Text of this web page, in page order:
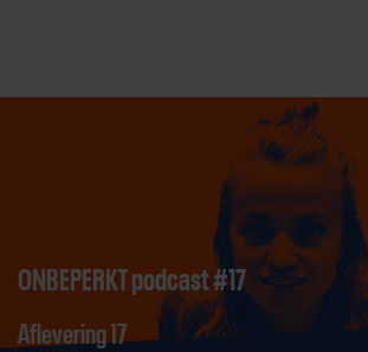
Direct door naar content
ONBEPERKT podcast #17
Aflevering 17